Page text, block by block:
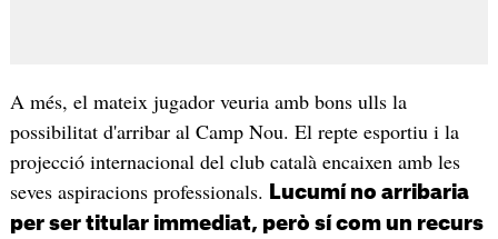
A més, el mateix jugador veuria amb bons ulls la
possibilitat d'arribar al Camp Nou. El repte esportiu i la
projecció internacional del club català encaixen amb les
seves aspiracions professionals.
Lucumí no arribaria
per ser titular immediat, però sí com un recurs